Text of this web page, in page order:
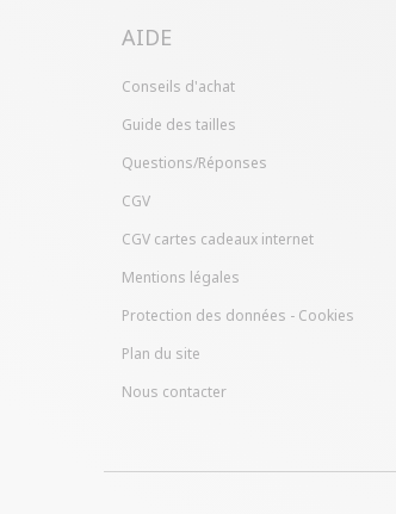
AIDE
Conseils d'achat
Guide des tailles
Questions/Réponses
CGV
CGV cartes cadeaux internet
Mentions légales
Protection des données - Cookies
Plan du site
Nous contacter